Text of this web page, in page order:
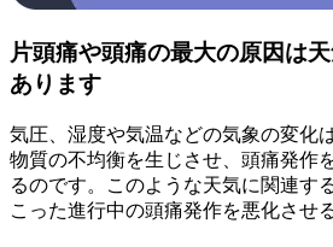
片頭痛や頭痛の最大の原因は
あります
気圧、湿度や気温などの気象の変化
物質の不均衡を生じさせ、頭痛発作
るのです。このような天気に関連す
こった進行中の頭痛発作を悪化させ